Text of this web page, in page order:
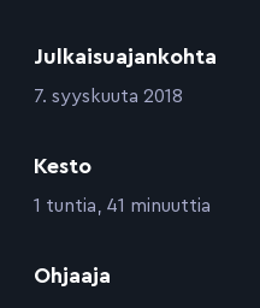
Julkaisuajankohta
:7. syyskuuta 2018
Kesto
:1 tuntia, 41 minuuttia
Ohjaaja